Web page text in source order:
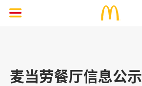
麦当劳餐厅信息公示